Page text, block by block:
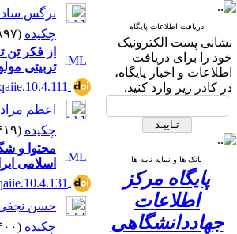
دریافت اطلاعات پایگاه
نشانی پست الکترونیک
خود را برای دریافت
اطلاعات و اخبار پایگاه،
در کادر زیر وارد کنید.
بانک ها و نمایه نامه ها
پایگاه مرکز
اطلاعات
جهاددانشگاهی
نرگس
چکیده (۸۹۷ مشاهده)
تربیتی
اعظم
چکیده (۱۴۱۹ مشاهده)
محتوا و
اسلامی
حسن
چکیده (۱۴۰۰ مشاهده)